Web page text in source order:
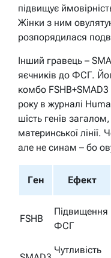
підвищує
Жінки з ним
розпорядилася
Інший гравець –
яєчників до ФСГ.
комбо
року в журналі
шість генів
материнської лінії.
але не синам – бо
Ген Ефект
FSHB
Підвищення
ФСГ
Чутливість